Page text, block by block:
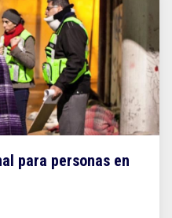
para personas en